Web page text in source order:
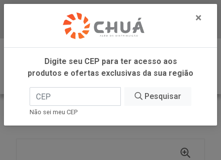
Baixe já nosso APP
0
INÍCIO
ZANLORENZI
×
Digite seu CEP para ter acesso aos
produtos e ofertas exclusivas da sua região
Pesquisar
Não sei meu CEP